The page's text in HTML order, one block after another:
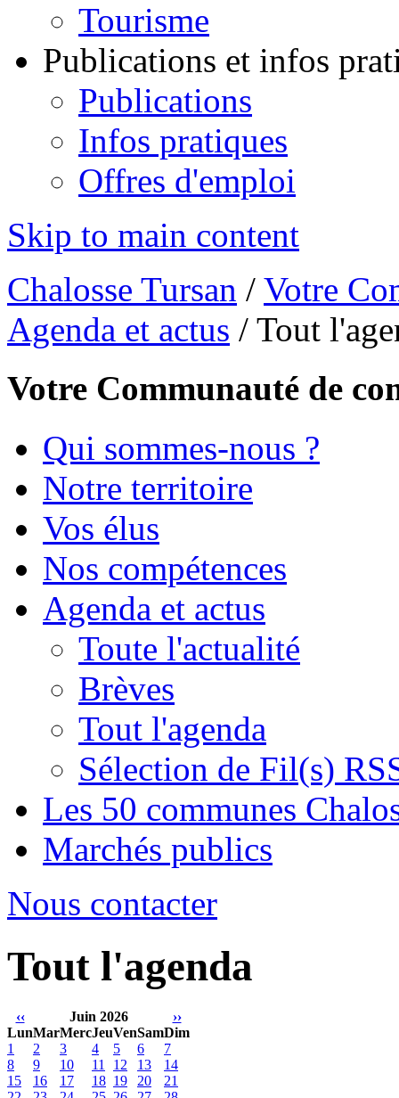
Tourisme
Publications et infos
Publications
Infos pratiques
Offres d'emploi
Skip to main content
Chalosse Tursan / Votre
Agenda et actus / Tout
Votre Communauté de
Qui sommes-nous ?
Notre territoire
Vos élus
Nos compétences
Agenda et actus
Toute l'actualité
Brèves
Tout l'agenda
Sélection de Fil(s)
Les 50 communes
Marchés publics
Nous contacter
Tout l'agenda
‹‹ Juin 2026
››
LunMarMercJeuVenSamDim
1
2 3 4 5 6
7
8
9 10 11 12 13
14
15
16 17 18 19 20
21